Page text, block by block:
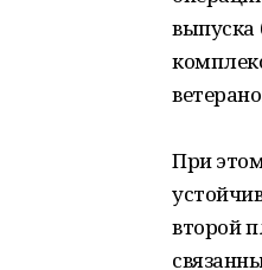
выпуска
При
второй